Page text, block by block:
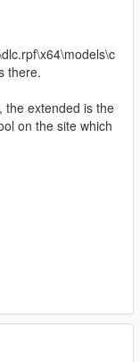
there.
the extended is the
on the site which